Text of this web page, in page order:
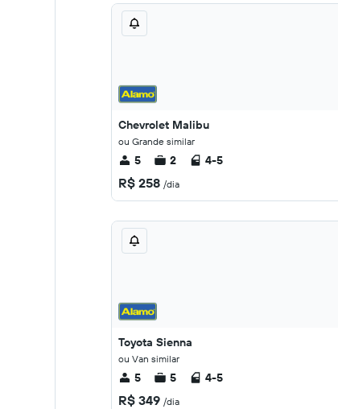
Chevrolet Malibu
ou Grande similar
5 2 4-5
R$ 258 /dia
Toyota Sienna
ou Van similar
5 5 4-5
R$ 349 /dia